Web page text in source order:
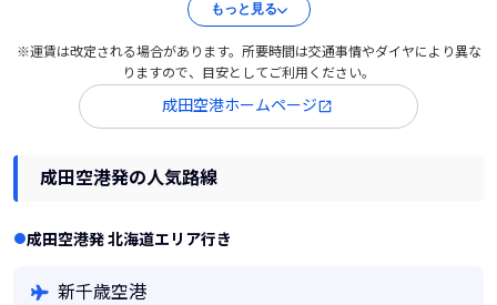
もっと見る
※運賃は改定される場合があります。所要時間は交通事情やダイヤにより異な
りますので、目安としてご利用ください。
成田空港ホームページ
成田空港発の人気路線
成田空港発 北海道エリア行き
新千歳空港